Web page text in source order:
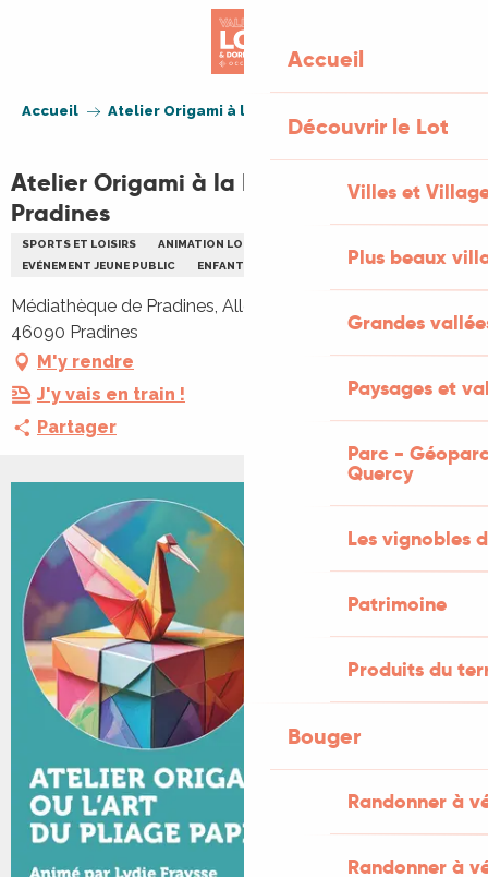
Accueil
Découvrir le Lot
Villes et
Plus beaux
Grandes
Paysages et
Parc -
Quercy
Les vignobles
Patrimoine
Produits du
Bouger
Randonner à
Randonner à
Accueil Atelier Origami à la Médiathèque de Pradines
Atelier Origami à la Médiathèque de
Pradines
SPORTS ET LOISIRS ANIMATION LOCALE
EVÉNEMENT JEUNE PUBLIC
ENFANTS
Médiathèque de Pradines, Allée François Mitterrand,
46090 Pradines
M'y rendre
J'y vais en train !
Partager